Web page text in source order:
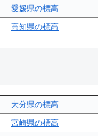
愛媛県の標高
高知県の標高
大分県の標高
宮崎県の標高